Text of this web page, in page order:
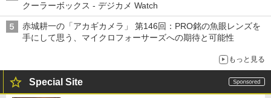
クーラーボックス - デジカメ Watch
赤城耕一の「アカギカメラ」 第146回：PRO銘の魚眼レンズを
手にして思う、マイクロフォーサーズへの期待と可能性
もっと見る
Special Site